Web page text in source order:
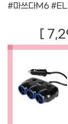
#마쓰다M6
[